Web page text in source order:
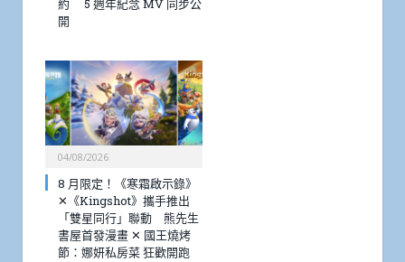
約 5 週年紀念 MV 同步公
開
04/08/2026
8 月限定！《寒霜啟示錄》
✕《Kingshot》攜手推出
「雙星同行」聯動 熊先生
書屋首發漫畫 ✕ 國王燒烤
節：娜妍私房菜 狂歡開跑